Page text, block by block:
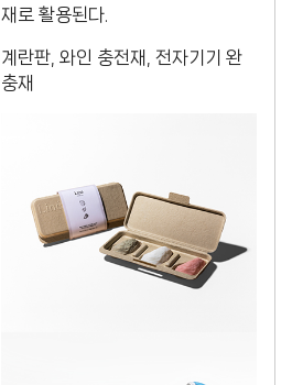
재로 활용된다.
계란판, 와인 충전재, 전자기기 완
충재